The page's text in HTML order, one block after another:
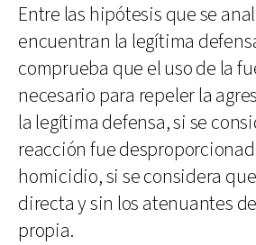
Entre las hipótesis que se
encuentran la legítima
comprueba que el uso de la
necesario para repeler la
la legítima defensa, si se
reacción fue
homicidio, si se considera
directa y sin los atenuantes
propia.